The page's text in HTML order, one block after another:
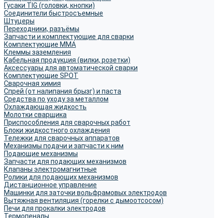
Гусаки TIG (головки, кнопки)
Соединители быстросъемные
Штуцеры
Переходники, разъёмы
Запчасти и комплектующие для сварки
Комплектующие ММА
Клеммы заземления
Кабельная продукция (вилки, розетки)
Аксессуары для автоматической сварки
Комплектующие SPOT
Сварочная химия
Спрей (от налипания брызг) и паста
Средства по уходу за металлом
Охлаждающая жидкость
Молотки сварщика
Приспособления для сварочных работ
Блоки жидкостного охлаждения
Тележки для сварочных аппаратов
Механизмы подачи и запчасти к ним
Подающие механизмы
Запчасти для подающих механизмов
Клапаны электромагнитные
Ролики для подающих механизмов
Дистанционное управление
Машинки для заточки вольфрамовых электродов
Вытяжная вентиляция (горелки с дымоотсосом)
Печи для прокалки электродов
Термопеналы